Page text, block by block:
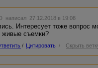
написал 27.12.2018 в 19:08
Интересует тоже вопрос
живые съемки?
/ Цитировать / Скрыть